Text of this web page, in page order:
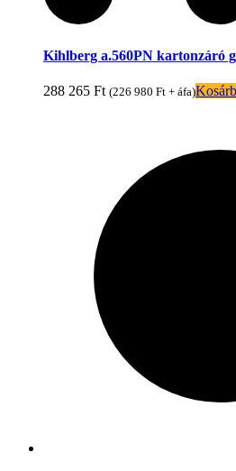
Kihlberg a.560PN kartonzáró
288 265 Ft (226 980 Ft + áfa)